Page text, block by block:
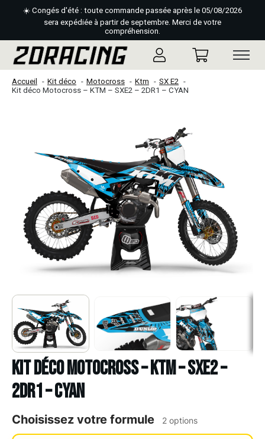
☀️ Congés d'été : toute commande passée après le 05/08/2026
sera expédiée à partir de septembre. Merci de votre
compréhension.
Accueil Kit déco Motocross Ktm
SX E2
Kit déco Motocross – KTM – SXE2 – 2DR1 – CYAN
Kit déco Motocross – KTM – SXE2 –
2DR1 – CYAN
Choisissez votre formule 2 options